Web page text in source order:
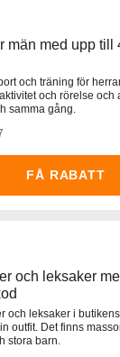
män med upp till
och träning för
och rörelse och
samma gång.
FÅ RABATT
och leksaker
och leksaker i
outfit. Det finns
stora barn.